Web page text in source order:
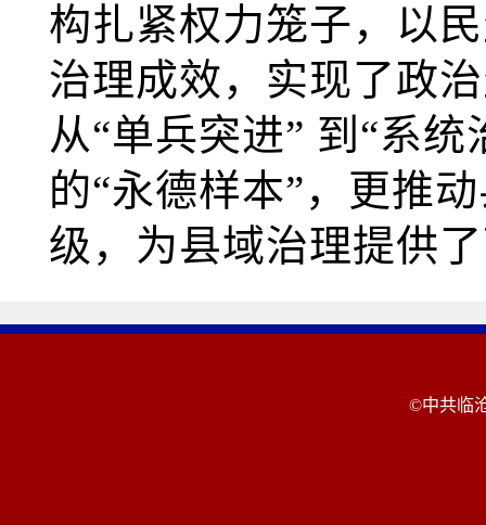
构扎紧权力笼子，以
治理成效，实现了政
从“单兵突进” 到“系
的“永德样本”，更推
级，为县域治理提供
©中共临